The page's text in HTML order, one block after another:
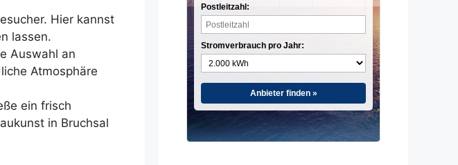
Hier kannst
lassen.
Auswahl an
Atmosphäre
ein frisch
in Bruchsal
Postleitzahl:
Stromverbrauch pro Jahr:
Anbieter finden »